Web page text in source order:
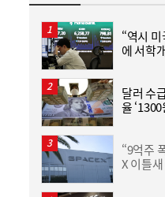
14:24
김민석 “갈등 제로”
면 또”…제주서 난
“역시
에 서학
달러 수
율
“9억주
X 이틀